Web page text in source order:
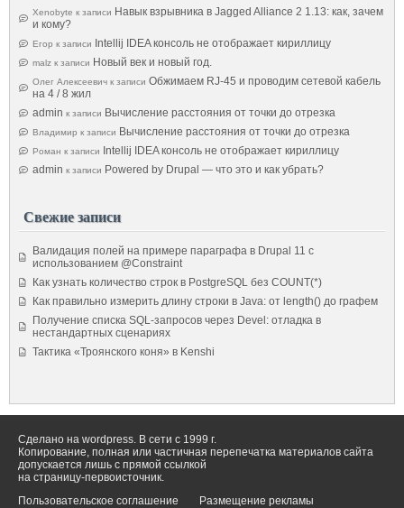
Xenobyte к записи Навык взрывника в Jagged Alliance 2 1.13: как, зачем
и кому?
Егор к записи Intellij IDEA консоль не отображает кириллицу
malz к записи Новый век и новый год.
Олег Алексеевич к записи Обжимаем RJ-45 и проводим сетевой кабель
на 4 / 8 жил
admin к записи Вычисление расстояния от точки до отрезка
Владимир к записи Вычисление расстояния от точки до отрезка
Роман к записи Intellij IDEA консоль не отображает кириллицу
admin к записи Powered by Drupal — что это и как убрать?
Свежие записи
Валидация полей на примере параграфа в Drupal 11 с
использованием @Constraint
Как узнать количество строк в PostgreSQL без COUNT(*)
Как правильно измерить длину строки в Java: от length() до графем
Получение списка SQL-запросов через Devel: отладка в
нестандартных сценариях
Тактика «Троянского коня» в Kenshi
Сделано на wordpress. В сети с 1999 г.
Копирование, полная или частичная перепечатка материалов сайта
допускается лишь с прямой ссылкой
на страницу-первоисточник.
Пользовательское соглашение
Размещение рекламы